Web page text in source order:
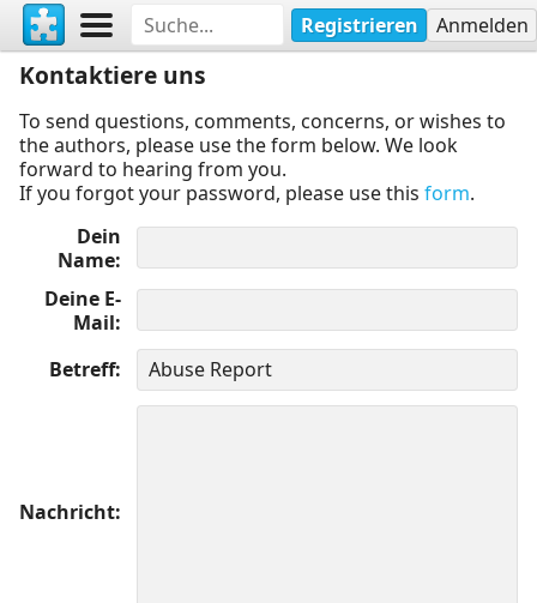
Registrieren Anmelden
Kontaktiere uns
To send questions, comments, concerns, or wishes to
the authors, please use the form below. We look
forward to hearing from you.
If you forgot your password, please use this form.
Dein
Name
Deine E-
Mail
Betreff
Nachricht